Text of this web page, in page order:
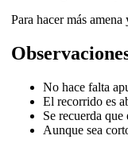
Para hacer más
No hace falta
El recorrido es
Se recuerda
Aunque sea